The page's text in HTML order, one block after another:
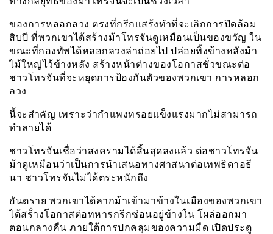
ของการหลอกลวง ตรงที่กรีกแสร้งทำที่จะเลิกการปิดล้อม
สิบปี ที่พวกเขาได้สร้างม้าโทรจันดูเหมือนเป็นของขวัญ ใน
ขณะที่กองทัพได้หลอกลวงล่าถ่อยไป ปล่อยทิ้งข้างหลังม้า
ไม้ใหญ่ไว้ข้างหลัง สร้างหน้าต่างของโอกาสชั่วขณะต่อ
ชาวโทรจันที่จะหยุดการป้องกันตัวของพวกเขา การหลอก
ลวง
นี้จะสำคัญ เพราะว่ากำแพงทรอยแข็งแรงมากไม่สามารถ
ทำลายได้
ชาวโทรจันเชื่อว่าสงครามได้สิ้นสุดลงแล้ว ต่อชาวโทรจัน
ม้าดูเหมือนว่าเป็นการนำเสนอทางศาสนาต่อเทพธิดาอธี
นา ชาวโทรจันไม่ได้ตระหนักถึง
อันตราย พวกเขาได้ลากม้าเข้ามาข้างในเมืองของพวกเขา
ได้สร้่างโอกาสต่อทหารกรีกซ่อนอยู่ข้างใน โผล่ออกมา
ตอนกลางคืน ภายใต้การปกคลุมของความมืด เปิดประตู